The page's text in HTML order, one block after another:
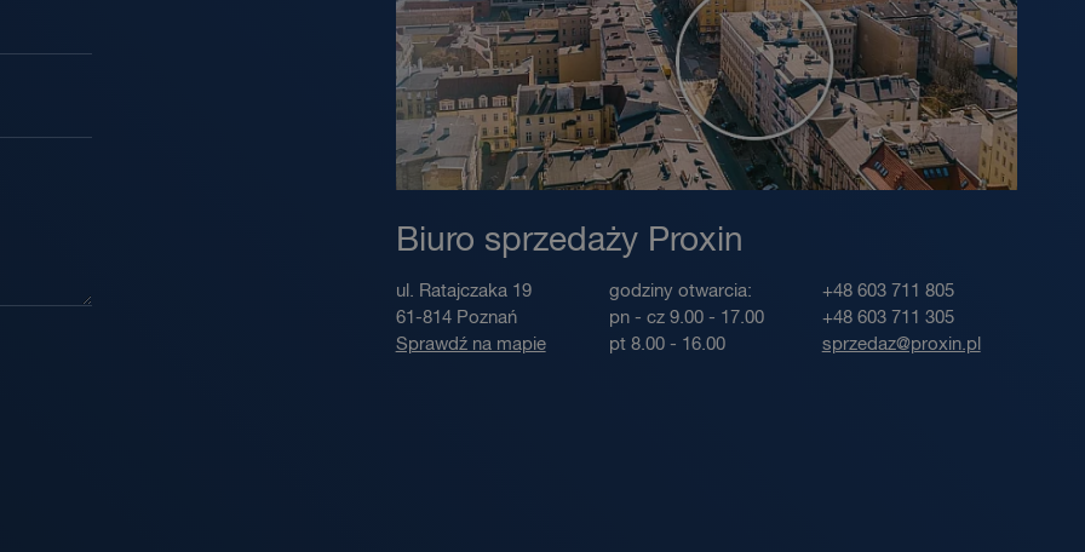
Biuro sprzedaży Proxin
ul. Ratajczaka 19
61-814 Poznań
Sprawdź na mapie
godziny otwarcia:
pn - cz 9.00 - 17.00
pt 8.00 - 16.00
+48 603 711 805
+48 603 711 305
sprzedaz@proxin.pl